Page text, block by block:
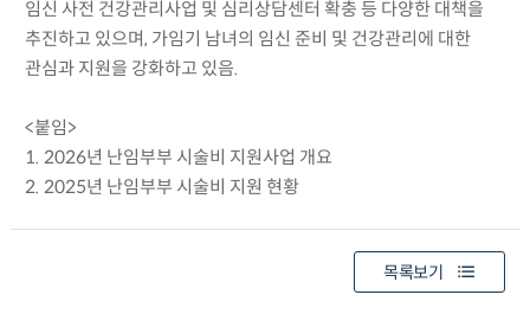
임신 사전 건강관리사업 및 심리상담센터 확충 등 다양한 대책을
추진하고 있으며, 가임기 남녀의 임신 준비 및 건강관리에 대한
관심과 지원을 강화하고 있음.
<붙임>
1. 2026년 난임부부 시술비 지원사업 개요
2. 2025년 난임부부 시술비 지원 현황
목록보기